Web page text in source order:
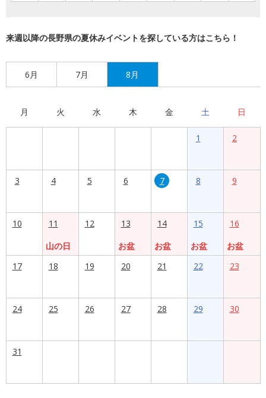
来週以降の長野県の夏休みイベントを探している方はこちら！
6月 7月 8月
月 火 水 木 金 土 日
1 2
3 4 5 6 7 8 9
10
11
山の日
12
13
お盆
14
お盆
15
お盆
16
お盆
17
18 19 20 21 22 23
24 25 26 27 28 29 30
31